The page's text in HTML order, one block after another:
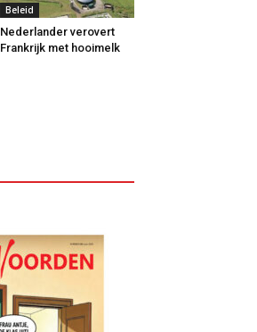
Beleid
Nederlander verovert
Frankrijk met hooimelk